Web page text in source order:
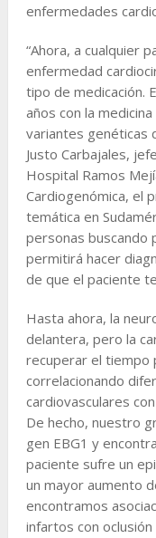
enfermedades
“Ahora, a cualquier
enfermedad
tipo de medicación.
años con la
variantes genéticas
Justo Carbajales,
Hospital Ramos
Cardiogenómica, el
temática en
personas buscando
permitirá hacer
de que el paciente
Hasta ahora, la
delantera, pero la
recuperar el tiempo
correlacionando
cardiovasculares
De hecho, nuestro
gen EBG1 y
paciente sufre un
un mayor aumento
encontramos
infartos con